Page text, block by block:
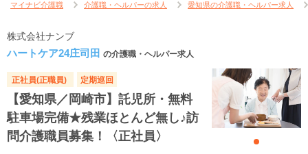
マイナビ介護職 介護職・ヘルパーの求人 愛知県の介護職・ヘルパー求人
株式会社ナンブ
ハートケア24庄司田 の介護職・ヘルパー求人
正社員(正職員) 定期巡回
【愛知県／岡崎市】託児所・無料
駐車場完備★残業ほとんど無し♪訪
問介護職員募集！〈正社員〉